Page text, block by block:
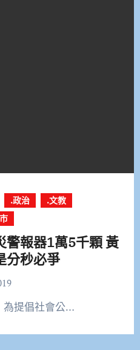
.政治
.文教
警報器1萬5千顆 黃
分秒必爭
為提倡社會公…